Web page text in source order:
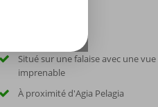
Situé sur une falaise avec une vue
imprenable
À proximité d'Agia Pelagia